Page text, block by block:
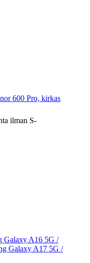
600 Pro, kirkas
ilman S-
Galaxy A16 5G /
Galaxy A17 5G /